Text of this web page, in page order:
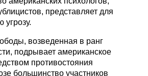
представляет для
возведенная в ранг
подрывает американское
противостояния
большинство участников